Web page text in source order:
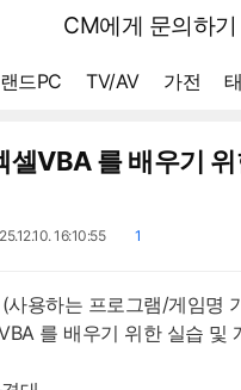
다나와
CM에게 문의하기
드PC TV/AV 가전
셀VBA 를 배우기 위
작
25.12.10. 16:10:55
댓1
사용하는 프로그램/게임명
를 배우기 위한 실습 및